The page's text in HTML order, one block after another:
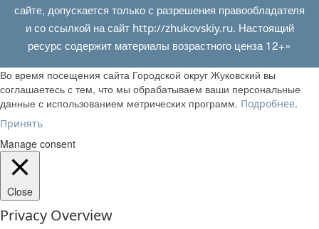
сайте, допускается только с разрешения правообладателя
и со ссылкой на сайт http://zhukovskiy.ru. Настоящий
ресурс содержит материалы возрастного ценза 12+»
Во время посещения сайта Городской округ Жуковский вы
соглашаетесь с тем, что мы обрабатываем ваши персональные
данные с использованием метрических программ. Подробнее.
Принять
Manage consent
Close
Privacy Overview